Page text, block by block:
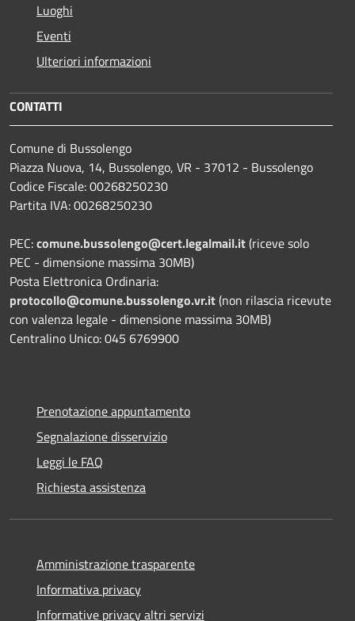
Luoghi
Eventi
Ulteriori informazioni
CONTATTI
Comune di Bussolengo
Piazza Nuova, 14, Bussolengo, VR - 37012 - Bussolengo
Codice Fiscale: 00268250230
Partita IVA: 00268250230
PEC:comune.bussolengo@cert.legalmail.it(riceve solo
PEC - dimensione massima 30MB)
Posta Elettronica Ordinaria:
protocollo@comune.bussolengo.vr.it(non rilascia ricevute
con valenza legale - dimensione massima 30MB)
Centralino Unico: 045 6769900
Prenotazione appuntamento
Segnalazione disservizio
Leggi le FAQ
Richiesta assistenza
Amministrazione trasparente
Informativa privacy
Informative privacy altri servizi